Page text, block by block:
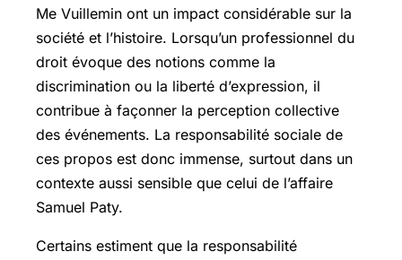
Me Vuillemin ont un impact considérable sur la
société et l’histoire. Lorsqu’un professionnel du
droit évoque des notions comme la
discrimination ou la liberté d’expression, il
contribue à façonner la perception collective
des événements. La responsabilité sociale de
ces propos est donc immense, surtout dans un
contexte aussi sensible que celui de l’affaire
Samuel Paty.
Certains estiment que la responsabilité